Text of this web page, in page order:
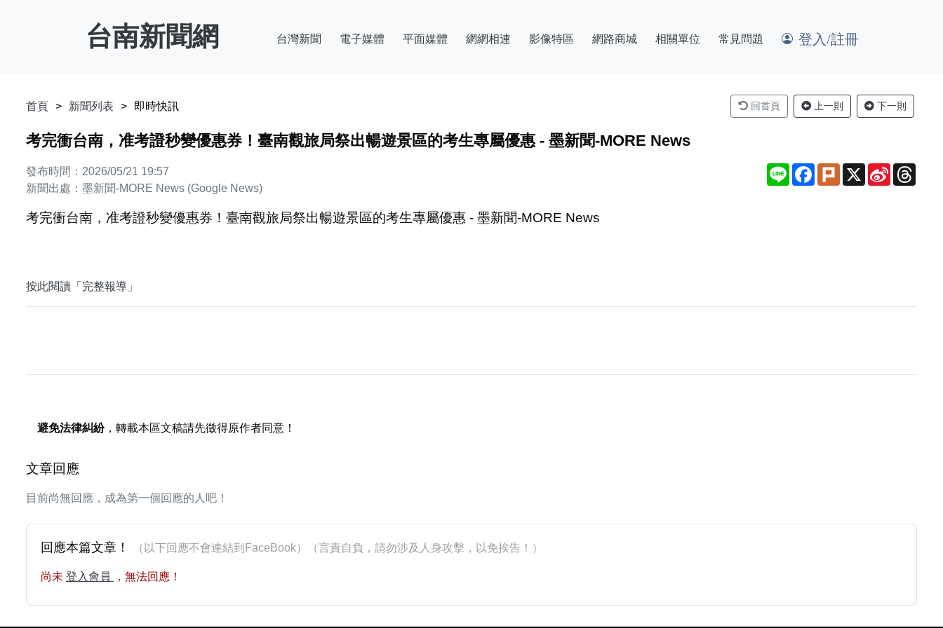
台南新聞網 台灣新聞 電子媒體 平面媒體 網網相連 影像特區 網路商城 相關單位 常見問題 登入/註冊
首頁 新聞列表 即時快訊 回首頁 上一則 下一則
考完衝台南，准考證秒變優惠券！臺南觀旅局祭出暢遊景區的考生專屬優惠 - 墨新聞-MORE News
發布時間：2026/05/21 19:57
新聞出處：墨新聞-MORE News (Google News)
Line Facebook
Plurk X
Sina
Weibo
考完衝台南，准考證秒變優惠券！臺南觀旅局祭出暢遊景區的考生專屬優惠 - 墨新聞-MORE News
按此閱讀「完整報導」
避免法律糾紛，轉載本區文稿請先徵得原作者同意！
文章回應
目前尚無回應，成為第一個回應的人吧！
回應本篇文章！ （以下回應不會連結到FaceBook）（言責自負，請勿涉及人身攻擊，以免挨告！）
尚未 登入會員 ，無法回應！